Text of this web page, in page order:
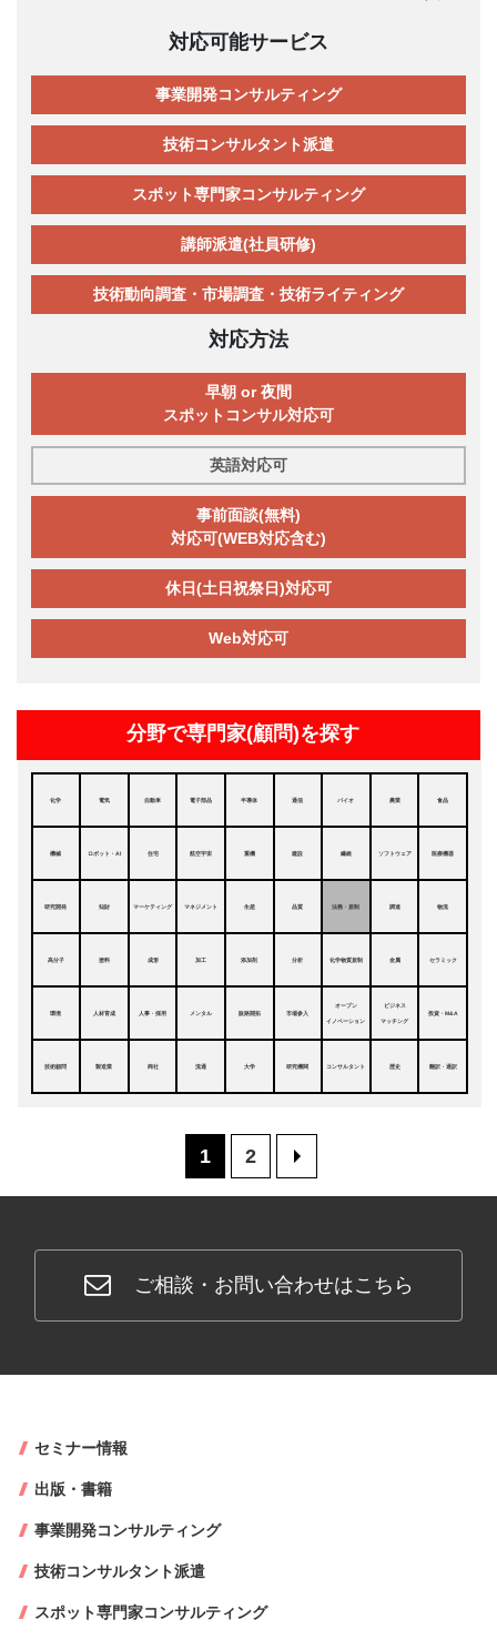
対応可能サービス
事業開発コンサルティング
技術コンサルタント派遣
スポット専門家コンサルティング
講師派遣(社員研修)
技術動向調査・市場調査・技術ライティング
対応方法
早朝 or 夜間
スポットコンサル対応可
英語対応可
事前面談(無料)
対応可(WEB対応含む)
休日(土日祝祭日)対応可
Web対応可
分野で専門家(顧問)を探す
化学 電気 自動車 電子部品 半導体 通信 バイオ 農業 食品
機械 ロボット・AI 住宅 航空宇宙 重機 建設 繊維 ソフトウェア 医療機器
研究開発 知財 マーケティング マネジメント 生産 品質 法務・規制 調達 物流
高分子 塗料 成形 加工 添加剤 分析 化学物質規制 金属 セラミック
環境 人材育成 人事・採用 メンタル 販路開拓 市場参入
オープン
イノベーション
ビジネス
マッチング
投資・M&A
技術顧問 製造業 商社 流通 大学 研究機関 コンサルタント 歴史 翻訳・通訳
1 2 >
ご相談・お問い合わせはこちら
セミナー情報
出版・書籍
事業開発コンサルティング
技術コンサルタント派遣
スポット専門家コンサルティング